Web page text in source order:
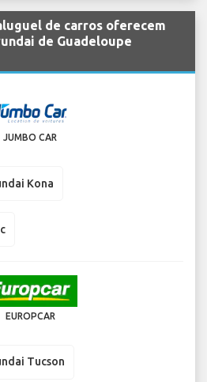
de carros oferecem
de Guadeloupe
JUMBO CAR
Kona
EUROPCAR
Tucson